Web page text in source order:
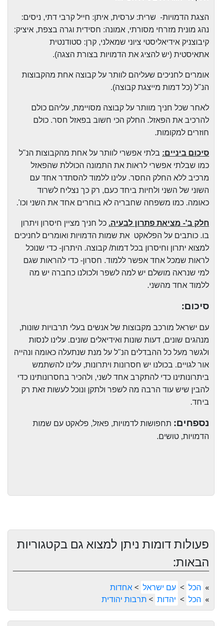
הצגת הדמויות- שרית: ערסית, איתן: חייל קרבי דתי, ניסים:
נהג מונית מזרחי מסורתי, אמונה: חסידית וגרה בצפת, איציק:
קיבוצניק אידיאליסטי ציוני שמאלני, קרן: סטודנטית
אתאיסטית (יש להציג את הדמויות בצורת הצגה).
אומרים לחניכים שעליהם לוותר על קבוצה אחת מהקבוצות
הנ"ל (כל דמות מייצגת קבוצה).
לאחר שכל חניך מוותר על קבוצה מסויימת, עליהם כולם
להרכיב את הפאזל. החלק הכי חשוב בפאזל חסר. כולם
חוזרים למקומות.
סיכום ביניים: בלתי אפשרי לוותר על אחת מהקבוצות הנ"ל
כמו שבלתי אפשרי לראות את התמונה הכוללת שהפאזל
מרכיב ללא החלק החסר. עלינו ללמוד להסתדר אחד עם
השוני של השני ולחיות ביחד כעם, רק כך נצליח לשרוד
כאומה. כמו משפחה שחבריה לא בוחרים אחד את השני וכו'.
חלק ב'- מציאת פתרון לבעיה. כל חניך מציין חיסרון ויתרון
בו. כותבים על הפלאקט את שמות הדמויות ואומרים לחניכים
למצוא יתרון וחיסרון בכל דמות/ קבוצה. היתרון- כדי שנוכל
לראות שמכל אחד אפשר ללמוד. חסרון- כדי להראות שגם
למי שנראה מושלם יש למה לשפר ולכולנו כחברה יש מה
ללמוד אחד מהשני.
סיכום:
עם ישראל מורכב מקבוצות של אנשים בעלי תרבויות שונות,
מנהגים שונים, דעות שונות ואידיאלים שונים. עלינו לנסות
ולגשר מעל כל ההבדלים הנ"ל על מנת שנתעלה כאומה ונהייה
אור לגויים. בכולנו יש חסרונות ויתרונות, עלינו להשתמש
ביתרונותינו כדי להתקרב אחד לשני, ולהכיר בחסרונותינו כדי
להבין שיש עוד הרבה מה לשפר ולתקן ונוכל לעשות זאת רק
ביחד.
נספחים: תחפושות לדמויות, פאזל, פלאקט עם שמות
הדמויות, טושים.
פעולות דומות ניתן למצוא גם בקטגוריות
הבאות:
» הכל > עם ישראל >אחדות
» הכל > יהדות > תרבות יהודית